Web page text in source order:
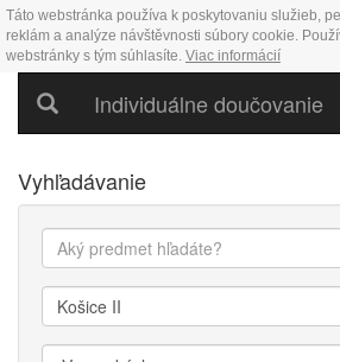
Táto webstránka používa k poskytovaniu služieb,
reklám a analýze návštěvnosti súbory cookie.
webstránky s tým súhlasíte. Viac informácií
Individuálne doučovanie
Vyhľadávanie